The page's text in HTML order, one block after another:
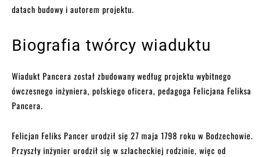
datach budowy i autorem projektu.
Biografia twórcy wiaduktu
Wiadukt Pancera został zbudowany według projektu wybitnego
ówczesnego inżyniera, polskiego oficera, pedagoga Felicjana Feliksa
Pancera.
Felicjan Feliks Pancer urodził się 27 maja 1798 roku w Bodzechowie.
Przyszły inżynier urodził się w szlacheckiej rodzinie, więc od